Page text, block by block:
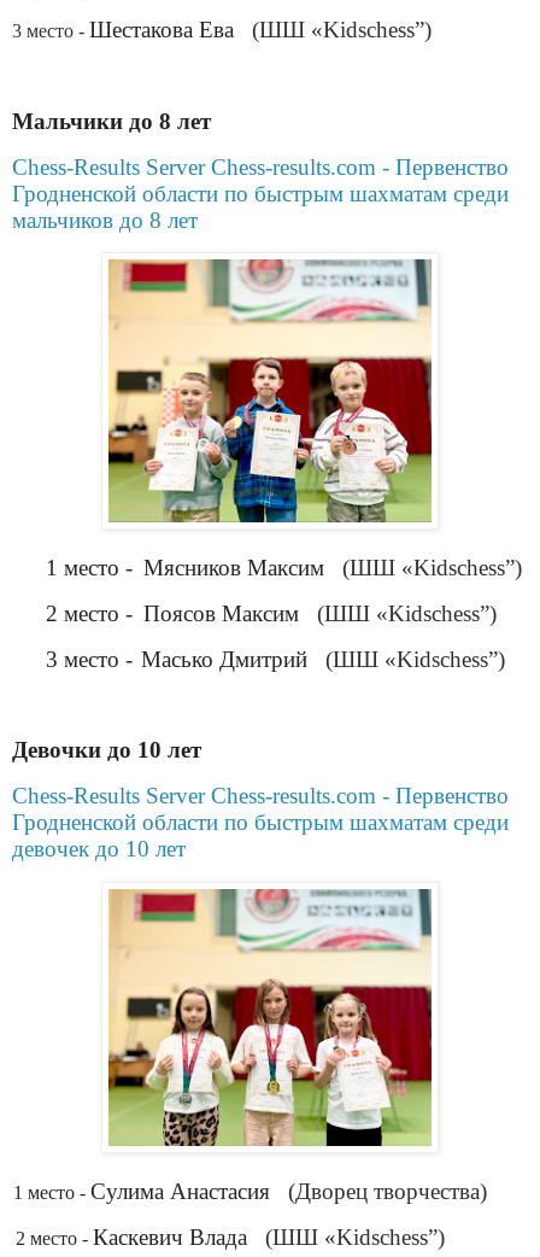
3 место - Шестакова Ева (ШШ «Kidschess”)
Мальчики до 8 лет
Chess-Results Server Chess-results.com - Первенство
Гродненской области по быстрым шахматам среди
мальчиков до 8 лет
1 место - Мясников Максим
(ШШ «Kidschess”)
2 место - Поясов Максим
(ШШ «Kidschess”)
3 место - Масько Дмитрий (ШШ «Kidschess”)
Девочки до 10 лет
Chess-Results Server Chess-results.com - Первенство
Гродненской области по быстрым шахматам среди
девочек до 10 лет
1 место - Сулима Анастасия
(Дворец творчества)
2 место - Каскевич Влада
(ШШ «Kidschess”)